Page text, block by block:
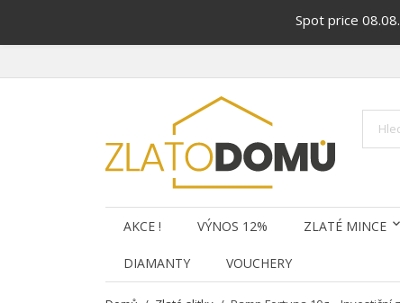
Spot price
AKCE ! VÝNOS 12% ZLATÉ MINCE
DIAMANTY VOUCHERY